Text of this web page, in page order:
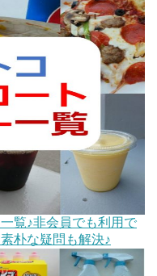
覧♪非会員でも利用で
朴な疑問も解決♪